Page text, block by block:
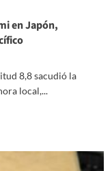
en Japón,
8,8 sacudió la
local,...